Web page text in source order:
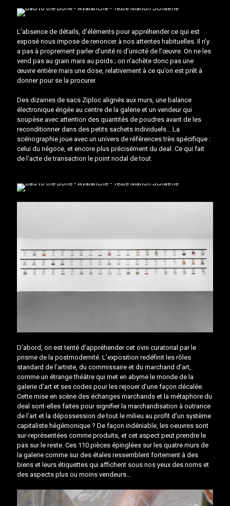
L’absence de détails, d’éléments pour appréhender ce qui est
exposé nous impose de renoncer à nos attentes habituelles. Il n’y
a pas à proprement parler d’unité ni d’unicité de l’œuvre. On ne les
vend pas au grain mais au poids ; on n’achète donc pas une
œuvre entière mais une dose, relativement à ce qu’on est prêt à
donner pour se la procurer.
Des dizaines de sacs Ziploc alignés aux murs, une balance
électronique érigée au centre de la galerie et un vendeur qui
soupèse avec attention des quantités de poudres avant de les
reconditionner dans des petits sachets individuels… La
scénographie joue avec un univers de références très spécifique :
celui du négoce, et encore plus précisément du deal. Ce qui fait
de l’acte de transaction le point nodal de tout.
D’abord, on est tenté d’appréhender cet ovni curatorial par le
prisme de la postmodernité. L’exposition redéfinit les rôles
standard de l’artiste, du commissaire et du marchand d’art,
comme un étrange théâtre qui met en abyme le monde de la
galerie d’art et ses codes pour les rejouer d’une façon décalée.
Cette mise en scène des échanges marchands et la métaphore du
deal sont-elles faites pour signifier la marchandisation à outrance
de l’art et la dépossession de tout le milieu au profit d’un système
capitaliste hégémonique ? De façon indéniable, les oeuvres sont
sur-représentées comme produits, et cet aspect peut prendre le
pas sur le reste. Ces 110 pièces épinglées sur les quatre murs de
la galerie comme sur des étales ressemblent fortement à des
biens et leurs étiquettes qui affichent sous nos yeux des noms et
des aspects plus ou moins vendeurs…